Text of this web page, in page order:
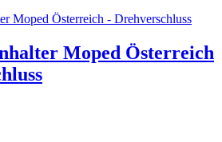
Moped Österreich